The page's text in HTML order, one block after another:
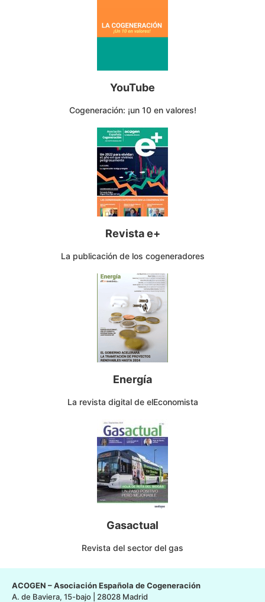
YouTube
Cogeneración: ¡un 10 en valores!
Revista e+
La publicación de los cogeneradores
Energía
La revista digital de elEconomista
Gasactual
Revista del sector del gas
ACOGEN – Asociación Española de Cogeneración
A. de Baviera, 15-bajo | 28028 Madrid